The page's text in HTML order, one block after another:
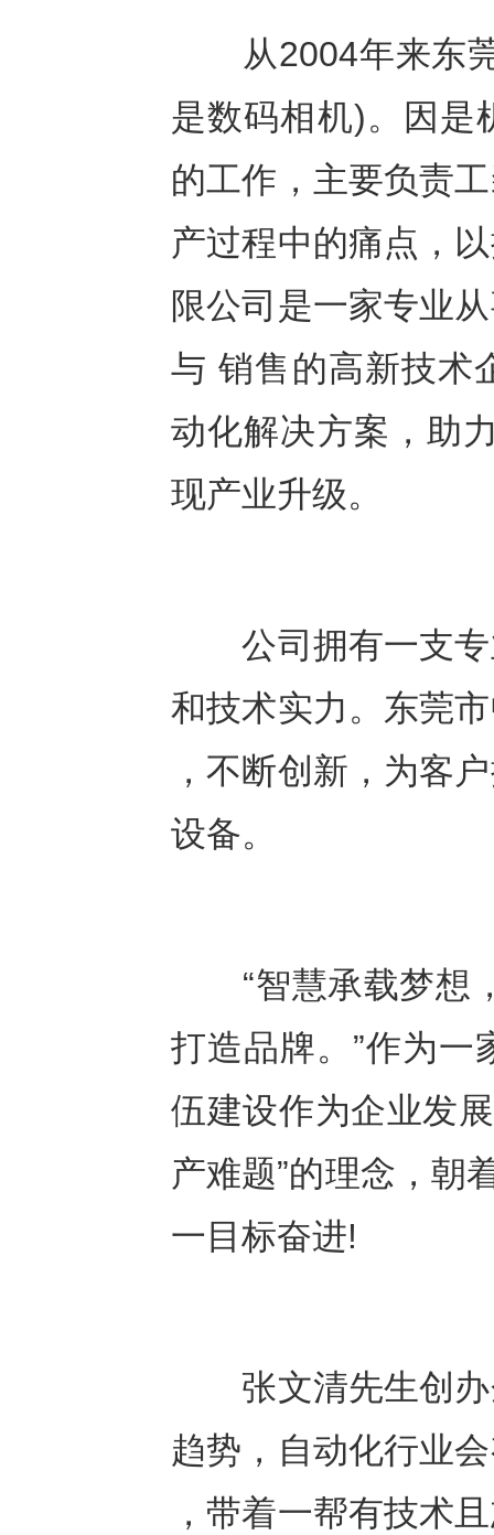
从2004年来东莞
是数码相机)。因是
的工作，主要负责
产过程中的痛点，
限公司是一家专业
与 销售的高新技术
动化解决方案，助
现产业升级。
公司拥有一支专
和技术实力。东莞
，不断创新，为客
设备。
“智慧承载梦想，
打造品牌。”作为
伍建设作为企业发
产难题”的理念，朝
一目标奋进!
张文清先生创办
趋势，自动化行业
，带着一帮有技术